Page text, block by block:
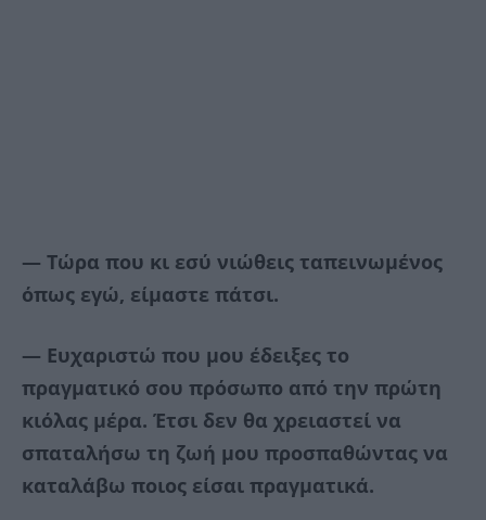
— Τώρα που κι εσύ νιώθεις ταπεινωμένος
όπως εγώ, είμαστε πάτσι.
— Ευχαριστώ που μου έδειξες το
πραγματικό σου πρόσωπο από την πρώτη
κιόλας μέρα. Έτσι δεν θα χρειαστεί να
σπαταλήσω τη ζωή μου προσπαθώντας να
καταλάβω ποιος είσαι πραγματικά.